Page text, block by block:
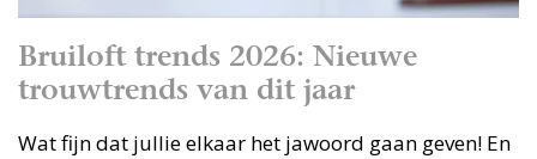
Bruiloft trends 2026: Nieuwe
trouwtrends van dit jaar
Wat fijn dat jullie elkaar het jawoord gaan geven! En